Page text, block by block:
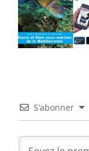
S’abonner